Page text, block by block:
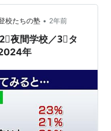
い親の特徴です。…
校たちの塾 • 2年前
夜間学校／3⃣タ
年